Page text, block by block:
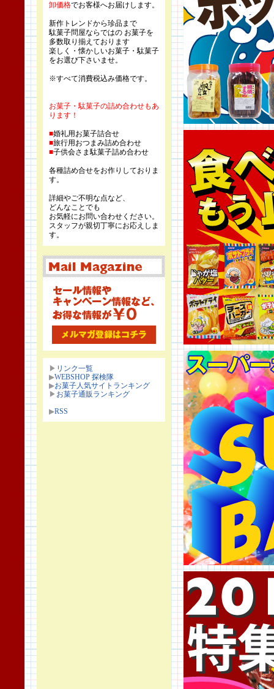
卸価格でお客様へお届けします。
新作トレンドから珍品まで
駄菓子問屋ならではの お菓子を
多数取り揃えております
楽しく・懐かしいお菓子・駄菓子
をお選び下さいませ。
※すべて消費税込み価格です。
お菓子・駄菓子の詰め合わせもあ
ります！
■婚礼用お菓子詰合せ
■旅行用おつまみ詰め合わせ
■子供会さま駄菓子詰め合わせ
各種詰め合せをお作りしておりま
す。
詳細やご不明な点など、
どんなことでも
お気軽にお問い合わせください。
スタッフが親切丁寧にお応えしま
す。
▶ リンク一覧
▶WEBSHOP 探検隊
▶お菓子人気サイトランキング
▶ お菓子通販ランキング
▶RSS